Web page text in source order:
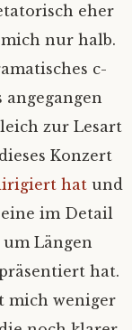
eher
nur halb.
c-
zur Lesart
Konzert
hat und
im Detail
Längen
hat.
mich weniger